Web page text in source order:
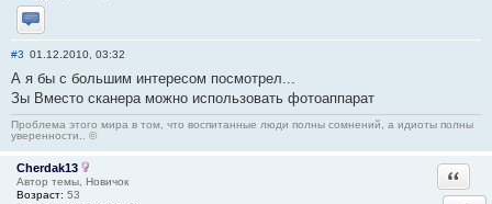
Отправить личное сообщение
#3 01.12.2010, 03:32
А я бы с большим интересом посмотрел...
Зы Вместо сканера можно использовать фотоаппарат
Проблема этого мира в том, что воспитанные люди полны сомнений, а идиоты полны
уверенности.. ©
Cherdak13
Автор темы, Новичок
Возраст: 53